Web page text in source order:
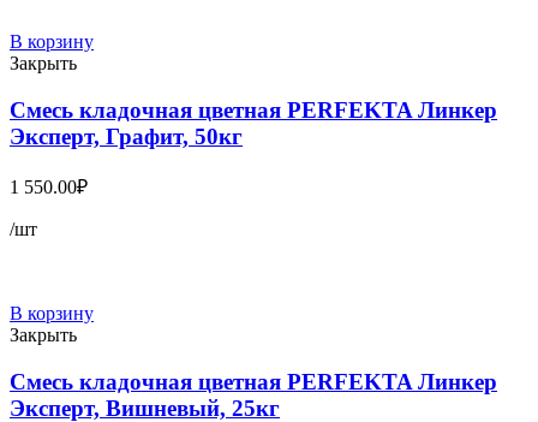
В корзину
Закрыть
Смесь кладочная цветная PERFEKTA Линкер
Эксперт, Графит, 50кг
1 550.00₽
/шт
В корзину
Закрыть
Смесь кладочная цветная PERFEKTA Линкер
Эксперт, Вишневый, 25кг